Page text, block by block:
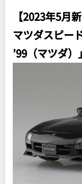
【2023年5月
マツダスピー
’99（マツダ）」